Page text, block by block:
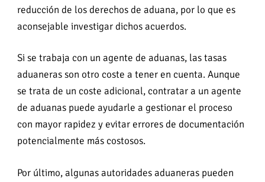
reducción de los derechos de aduana, por lo que es
aconsejable investigar dichos acuerdos.
Si se trabaja con un agente de aduanas, las tasas
aduaneras son otro coste a tener en cuenta. Aunque
se trata de un coste adicional, contratar a un agente
de aduanas puede ayudarle a gestionar el proceso
con mayor rapidez y evitar errores de documentación
potencialmente más costosos.
Por último, algunas autoridades aduaneras pueden